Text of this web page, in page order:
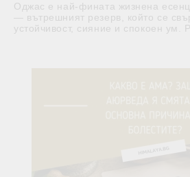
Оджас е най-фината жизнена
— вътрешният резерв, който се
устойчивост, сияние и спокоен ум.